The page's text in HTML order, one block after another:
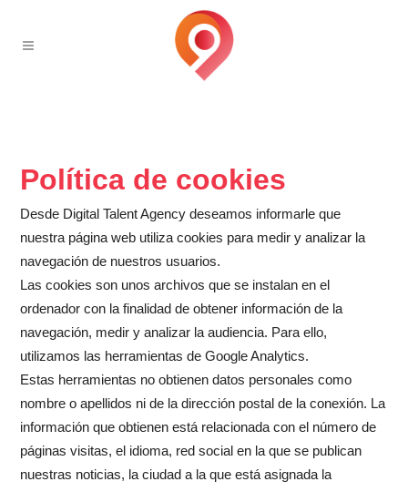
Política de cookies
Desde Digital Talent Agency deseamos informarle que
nuestra página web utiliza cookies para medir y analizar la
navegación de nuestros usuarios.
Las cookies son unos archivos que se instalan en el
ordenador con la finalidad de obtener información de la
navegación, medir y analizar la audiencia. Para ello,
utilizamos las herramientas de Google Analytics.
Estas herramientas no obtienen datos personales como
nombre o apellidos ni de la dirección postal de la conexión. La
información que obtienen está relacionada con el número de
páginas visitas, el idioma, red social en la que se publican
nuestras noticias, la ciudad a la que está asignada la